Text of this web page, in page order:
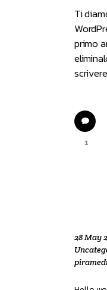
Ti
primo
1
28 May